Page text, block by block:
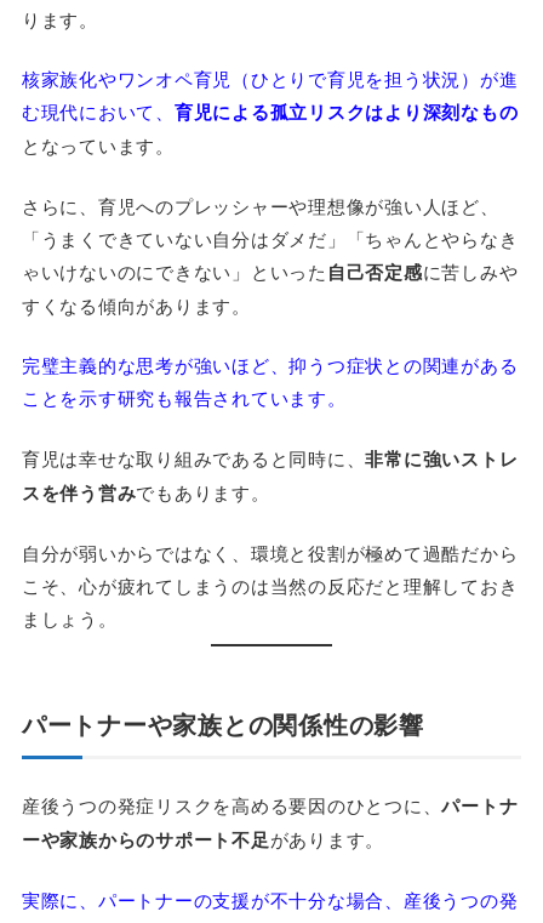
ります。
核家族化やワンオペ育児（ひとりで育児を担う状況）が進
む現代において、 育児による孤立リスクはより深刻なもの
となっています。
さらに、育児へのプレッシャーや理想像が強い人ほど、
「うまくできていない自分はダメだ」「ちゃんとやらなき
ゃいけないのにできない」といった 自己否定感に苦しみや
すくなる傾向があります。
完璧主義的な思考が強いほど、抑うつ症状との関連がある
ことを示す研究も報告されています。
育児は幸せな取り組みであると同時に、非常に強いストレ
スを伴う営みでもあります。
自分が弱いからではなく、環境と役割が極めて過酷だから
こそ、心が疲れてしまうのは当然の反応だと理解しておき
ましょう。
パートナーや家族との関係性の影響
産後うつの発症リスクを高める要因のひとつに、パートナ
ーや家族からのサポート不足があります。
実際に、パートナーの支援が不十分な場合、産後うつの発